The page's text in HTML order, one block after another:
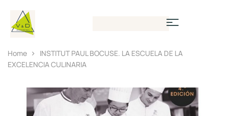
Home
INSTITUT PAUL BOCUSE. LA ESCUELA DE LA
EXCELENCIA CULINARIA